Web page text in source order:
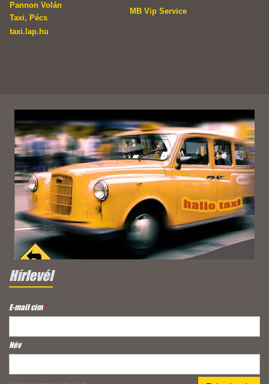
Pannon Volán
Taxi, Pécs
MB Vip Service
taxi.lap.hu
Hírlevél
E-mail cím*
Név